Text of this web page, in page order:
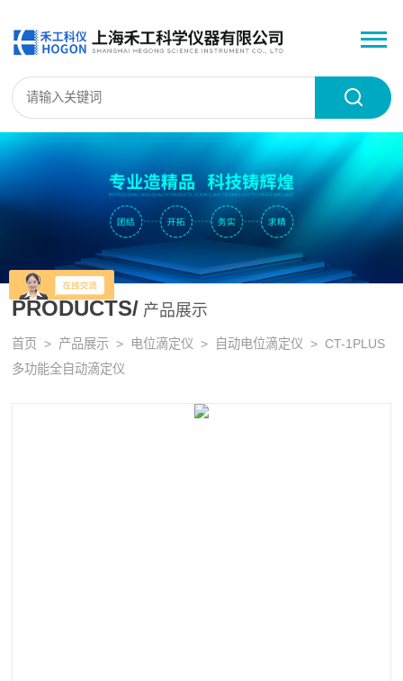
PRODUCTS/ 产品展示
首页 > 产品展示 > 电位滴定仪 > 自动电位滴定仪 > CT-1PLUS
多功能全自动滴定仪